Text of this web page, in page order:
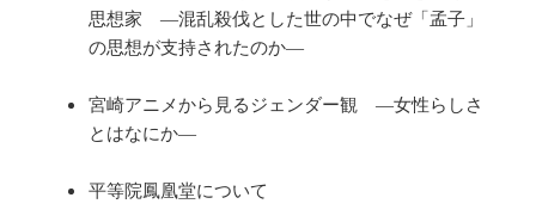
思想家 ―混乱殺伐とした世の中でなぜ「孟子」
の思想が支持されたのか―
宮崎アニメから見るジェンダー観 ―女性らしさ
とはなにか―
平等院鳳凰堂について